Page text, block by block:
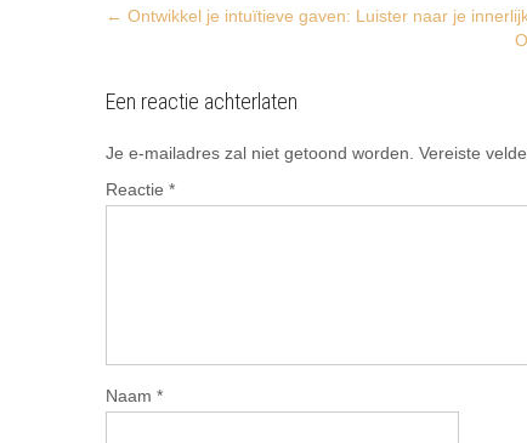
Post
← Ontwikkel je intuïtieve gaven: Luister naar je
Een reactie achterlaten
Je e-mailadres zal niet getoond worden. Vereiste
Reactie *
Naam *